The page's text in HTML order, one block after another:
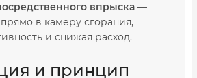
впрыска —
в камеру сгорания,
и снижая расход.
и принцип